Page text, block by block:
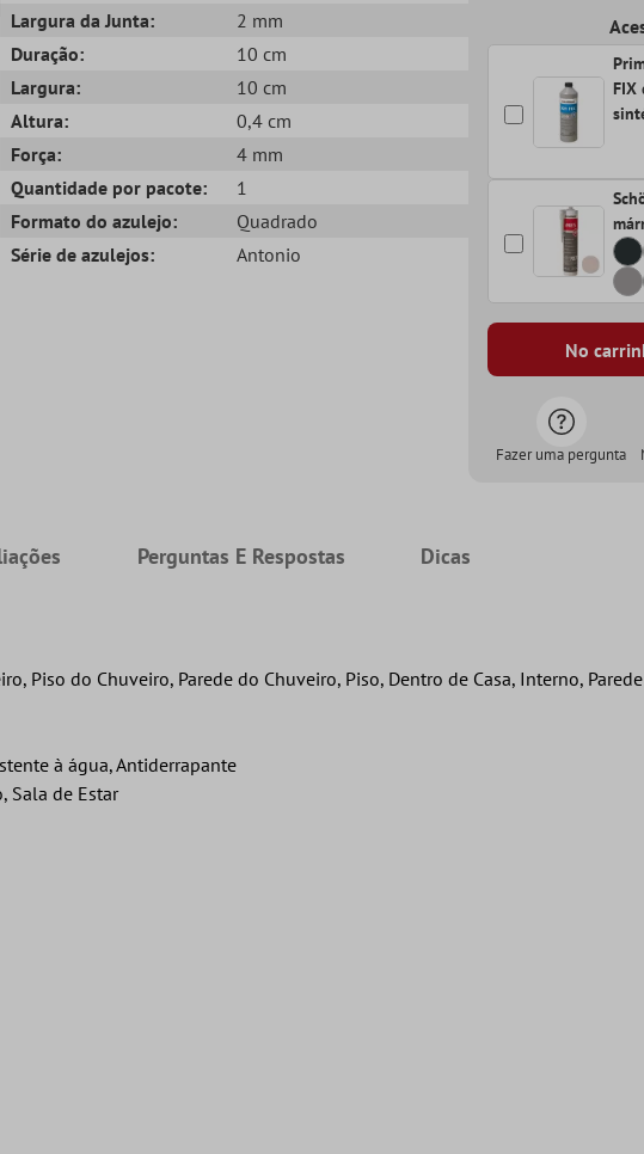
Largura da Junta:
2 mm
Duração:
10 cm
Largura:
10 cm
Altura:
0,4 cm
Força:
4 mm
Quantidade por pacote:
1
Formato do azulejo:
Quadrado
Série de azulejos:
Antonio
FIX
No
Fazer uma pergunta
Perguntas E Respostas Dicas
Piso do Chuveiro, Parede do Chuveiro, Piso, Dentro de Casa, Interno, Parede
à água, Antiderrapante
Sala de Estar